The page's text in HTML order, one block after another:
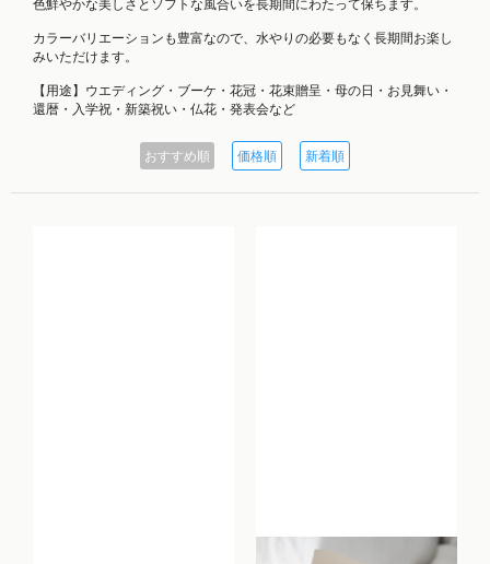
色鮮やかな美しさとソフトな風合いを長期間にわたって保ちます。
カラーバリエーションも豊富なので、水やりの必要もなく長期間お楽し
みいただけます。
【用途】ウエディング・ブーケ・花冠・花束贈呈・母の日・お見舞い・
還暦・入学祝・新築祝い・仏花・発表会など
おすすめ順 価格順 新着順